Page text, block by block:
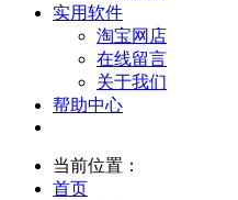
实用软件
淘宝网店
在线留言
关于我们
帮助中心
当前位置：
首页